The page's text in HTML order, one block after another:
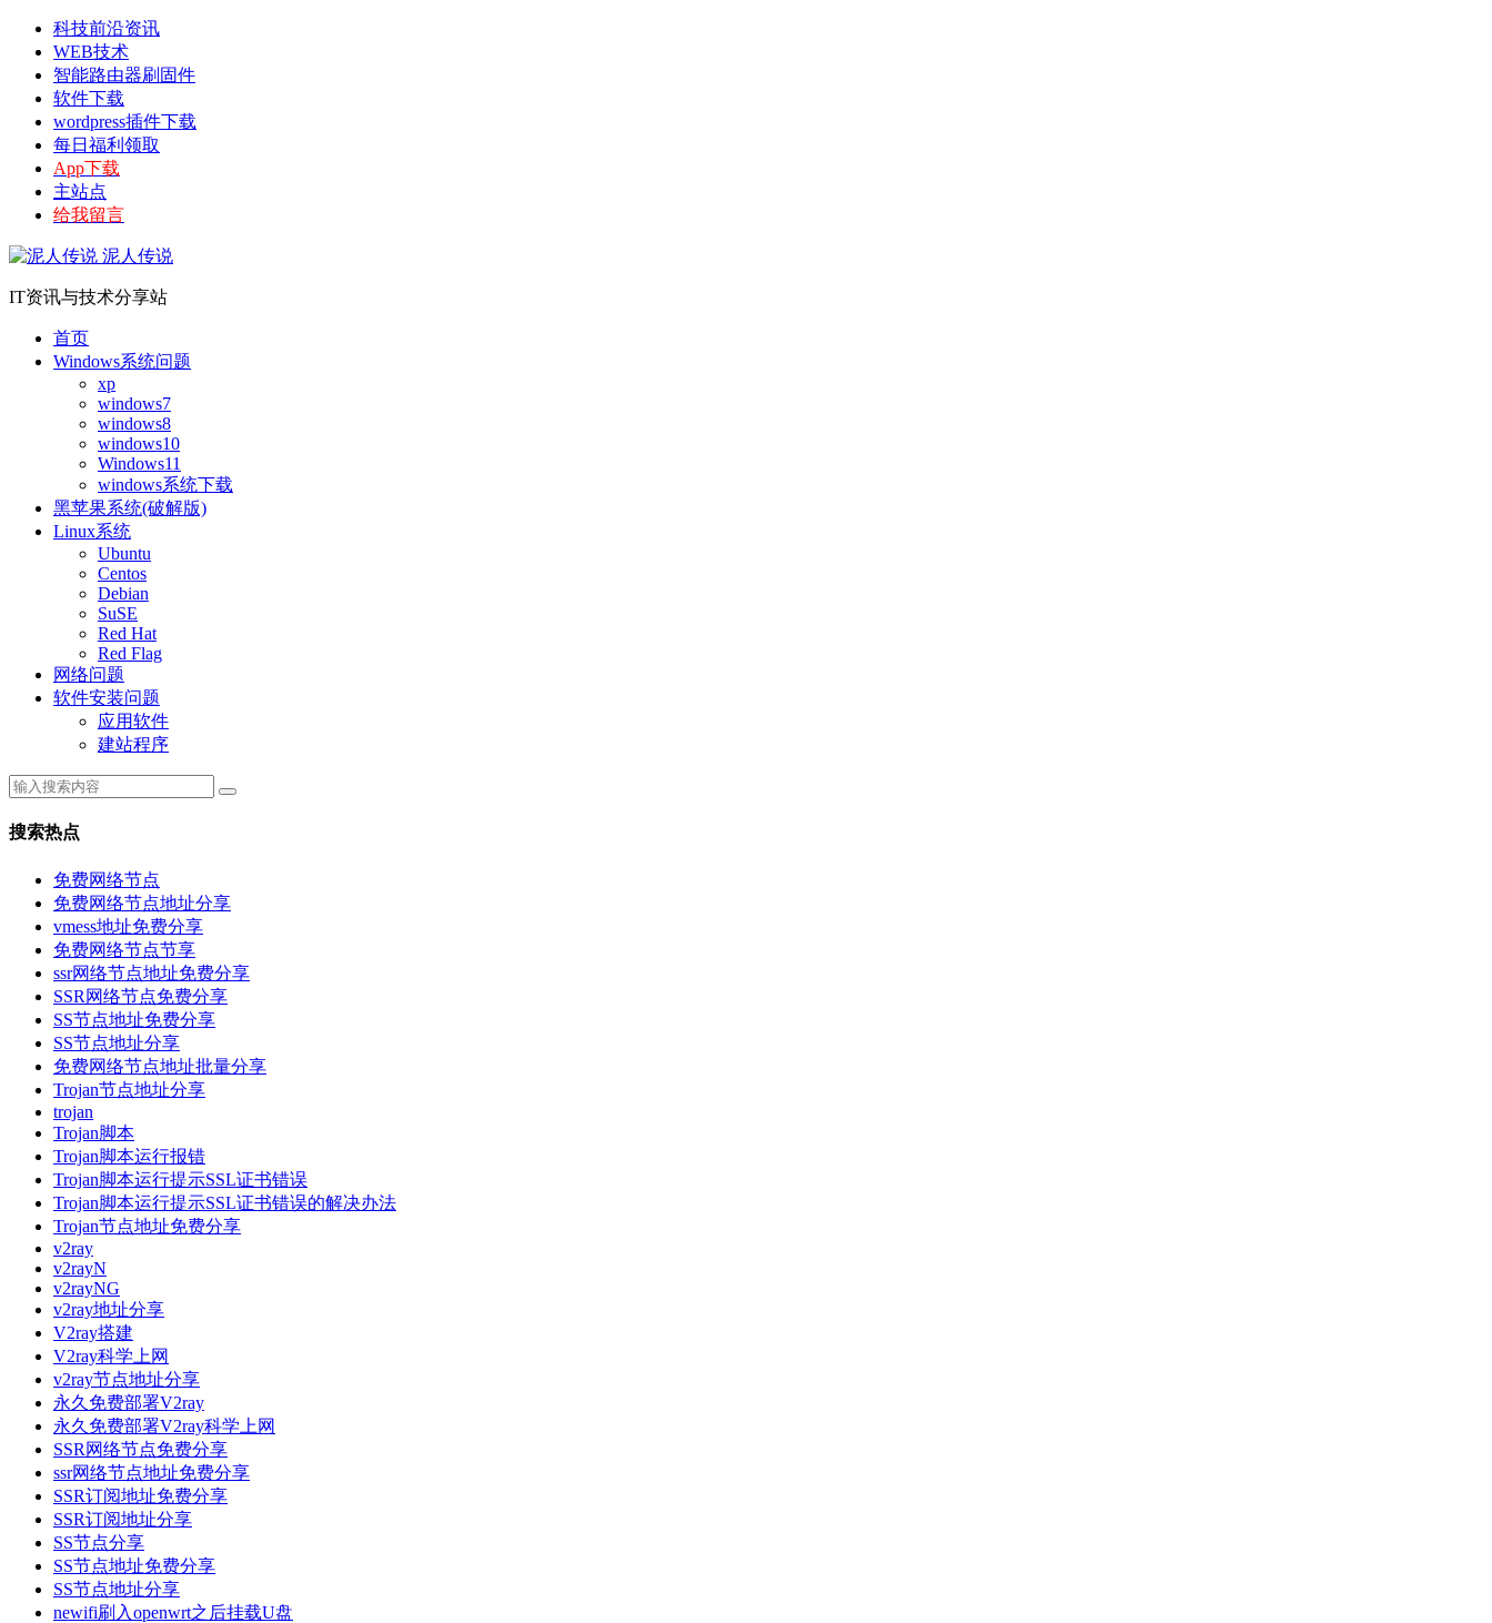
科技前沿资讯
WEB技术
智能路由器刷固件
软件下载
wordpress插件下载
每日福利领取
App下载
主站点
给我留言
泥人传说
IT资讯与技术分享站
首页
Windows系统问题
xp
windows7
windows8
windows10
Windows11
windows系统下载
黑苹果系统(破解版)
Linux系统
Ubuntu
Centos
Debian
SuSE
Red Hat
Red Flag
网络问题
软件安装问题
应用软件
建站程序
搜索热点
免费网络节点
免费网络节点地址分享
vmess地址免费分享
免费网络节点节享
ssr网络节点地址免费分享
SSR网络节点免费分享
SS节点地址免费分享
SS节点地址分享
免费网络节点地址批量分享
Trojan节点地址分享
trojan
Trojan脚本
Trojan脚本运行报错
Trojan脚本运行提示SSL证书错误
Trojan脚本运行提示SSL证书错误的解决办法
Trojan节点地址免费分享
v2ray
v2rayN
v2rayNG
v2ray地址分享
V2ray搭建
V2ray科学上网
v2ray节点地址分享
永久免费部署V2ray
永久免费部署V2ray科学上网
SSR网络节点免费分享
ssr网络节点地址免费分享
SSR订阅地址免费分享
SSR订阅地址分享
SS节点分享
SS节点地址免费分享
SS节点地址分享
newifi刷入openwrt之后挂载U盘